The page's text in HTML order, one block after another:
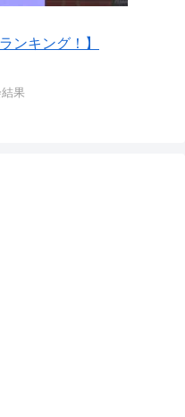
ンキング！】
果